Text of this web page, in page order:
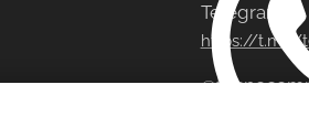
Telegram:
https://t.me/